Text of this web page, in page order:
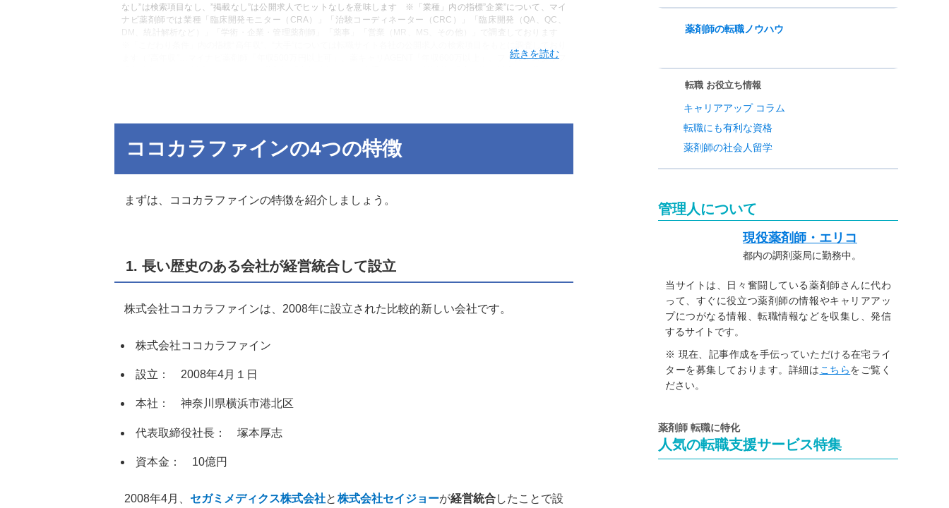
なし”は検索項目なし、”掲載なし”は公開求人でヒットなしを意味します ※「業種」内の指標”企業”について、マイ
ナビ薬剤師では業種「臨床開発モニター（CRA）」「治験コーディネーター（CRC）」「臨床開発（QA、QC、
DM、統計解析など）」「学術・企業・管理薬剤師」「薬事」「営業（MR、MS、その他）」で調査しております
ます（“高年収”…マイナビ薬剤師「年収500万円以上可」、薬キャリAGENT「年収600万以上」、ファルマスタッフ
ココカラファインの4つの特徴
まずは、ココカラファインの特徴を紹介しましょう。
1. 長い歴史のある会社が経営統合して設立
株式会社ココカラファインは、2008年に設立された比較的新しい会社です。
株式会社ココカラファイン
設立： 2008年4月１日
本社： 神奈川県横浜市港北区
代表取締役社長： 塚本厚志
資本金： 10億円
2008年4月、 セガミメディクス株式会社と 株式会社セイジョーが経営統合したことで設
薬剤師の転職ノウハウ
転職 お役立ち情報
キャリアアップ コラム
転職にも有利な資格
薬剤師の社会人留学
管理人について
現役薬剤師・エリコ
都内の調剤薬局に勤務中。
当サイトは、日々奮闘している薬剤師さんに代わ
って、すぐに役立つ薬剤師の情報やキャリアアッ
プにつがなる情報、転職情報などを収集し、発信
するサイトです。
※ 現在、記事作成を手伝っていただける在宅ライ
ターを募集しております。詳細は こちらをご覧く
ださい。
薬剤師 転職に特化
人気の転職支援サービス特集